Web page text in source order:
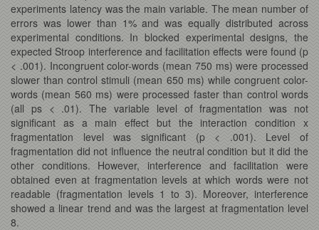
experiments latency was the main variable. The mean number of
errors was lower than 1% and was equally distributed across
experimental conditions. In blocked experimental designs, the
expected Stroop interference and facilitation effects were found (p
< .001). Incongruent color-words (mean 750 ms) were processed
slower than control stimuli (mean 650 ms) while congruent color-
words (mean 560 ms) were processed faster than control words
(all ps < .01). The variable level of fragmentation was not
significant as a main effect but the interaction condition x
fragmentation level was significant (p < .001). Level of
fragmentation did not influence the neutral condition but it did the
other conditions. However, interference and facilitation were
obtained even at fragmentation levels at which words were not
readable (fragmentation levels 1 to 3). Moreover, interference
showed a linear trend and was the largest at fragmentation level
8.